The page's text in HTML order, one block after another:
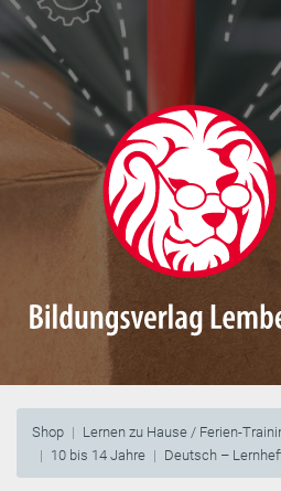
Shop
Lernen zu Hause / Ferien-
10 bis 14 Jahre
Deutsch –